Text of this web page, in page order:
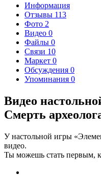
Информация
Отзывы 113
Фото 2
Видео 0
Файлы 0
Связи 10
Маркет 0
Обсуждения 0
Упоминания 0
Видео
Смерть
У настольной игры
видео.
Ты можешь стать первым,